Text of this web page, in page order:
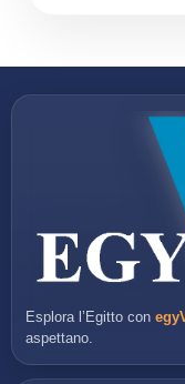
Esplora l’Egitto con
aspettano.